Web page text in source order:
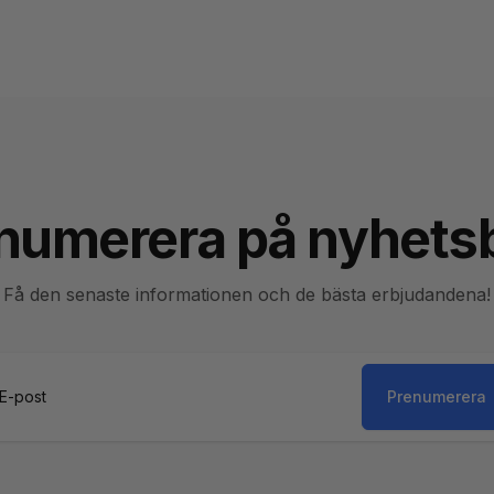
på
Få den senaste informationen och de bästa erbjudandena!
Prenumerera